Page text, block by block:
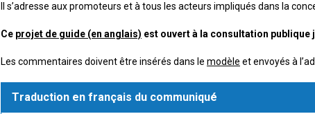
Il s’adresse aux promoteurs et à tous les acteurs impliqués dans la
Ce projet de guide (en anglais) est ouvert à la consultation publique
Les commentaires doivent être insérés dans le modèle et envoyés à
Traduction en français du communiqué